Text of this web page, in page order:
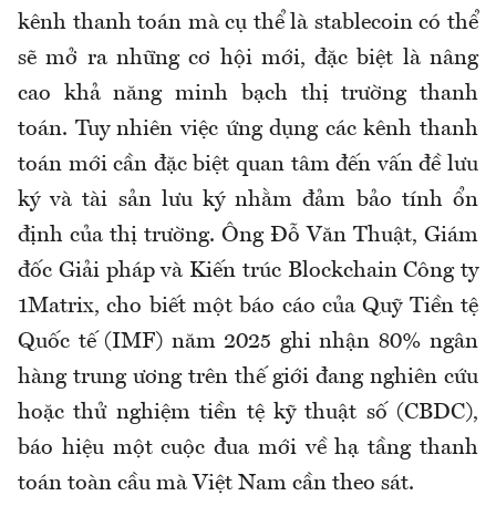
kênh thanh toán mà cụ thể là stablecoin có thể
sẽ mở ra những cơ hội mới, đặc biệt là nâng
cao khả năng minh bạch thị trường thanh
toán. Tuy nhiên việc ứng dụng các kênh thanh
toán mới cần đặc biệt quan tâm đến vấn đề lưu
ký và tài sản lưu ký nhằm đảm bảo tính ổn
định của thị trường. Ông Đỗ Văn Thuật, Giám
đốc Giải pháp và Kiến trúc Blockchain Công ty
1Matrix, cho biết một báo cáo của Quỹ Tiền tệ
Quốc tế (IMF) năm 2025 ghi nhận 80% ngân
hàng trung ương trên thế giới đang nghiên cứu
hoặc thử nghiệm tiền tệ kỹ thuật số (CBDC),
báo hiệu một cuộc đua mới về hạ tầng thanh
toán toàn cầu mà Việt Nam cần theo sát.